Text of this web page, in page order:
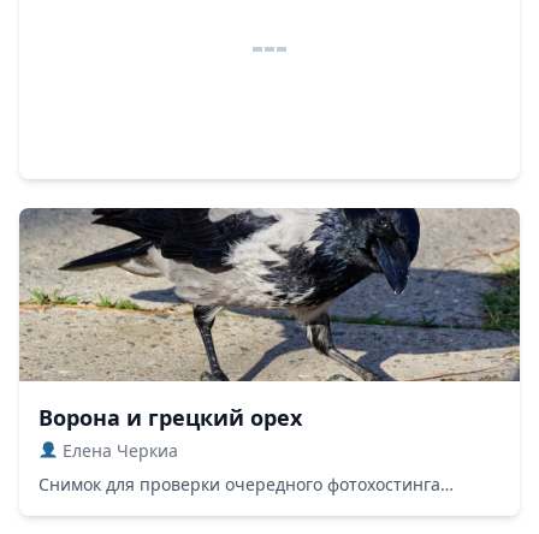
Ворона и грецкий орех
Елена Черкиа
Снимок для проверки очередного фотохостинга…